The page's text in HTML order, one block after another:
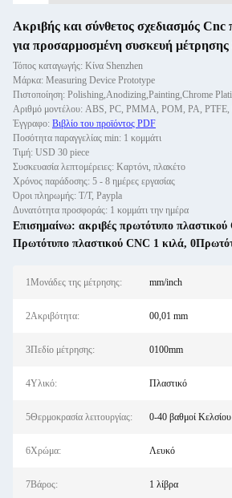
Ακριβής και σύνθετος σχεδιασμός
για προσαρμοσμένη συσκευή μέτρησης
Τόπος καταγωγής: Κίνα Shenzhen
Μάρκα: Measuring Device Prototype
Πιστοποίηση: Polishing,Anodizing,Painting,Chrome
Αριθμό μοντέλου: ABS, PC, PMMA, POM, PA, PTFE,
Έγγραφο: Βιβλίο του προϊόντος PDF
Ποσότητα παραγγελίας min: 1 κομμάτι
Τιμή: USD 30 piece
Συσκευασία λεπτομέρειες: Καρτόνι, πλακέτο
Χρόνος παράδοσης: 5 - 8 ημέρες εργασίας
Όροι πληρωμής: T/T, Paypla
Δυνατότητα προσφοράς: 1 κομμάτι την ημέρα
Επισημαίνω: ακριβές πρωτότυπο πλαστικού
Πρωτότυπο πλαστικού CNC 1 κιλά,
1Μονάδες της μέτρησης: mm/inch
2Ακριβότητα: 00,01 mm
3Πεδίο μέτρησης: 0100mm
4Υλικό: Πλαστικό
5Θερμοκρασία λειτουργίας: 0-40 βαθμοί Κελσίου
6Χρώμα: Λευκό
7Βάρος: 1 λίβρα